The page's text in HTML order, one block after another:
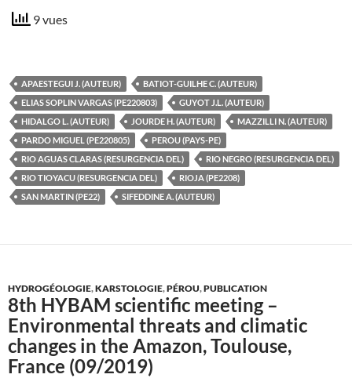
9 vues
APAESTEGUI J. (AUTEUR)
BATIOT-GUILHE C. (AUTEUR)
ELIAS SOPLIN VARGAS (PE220803)
GUYOT J.L. (AUTEUR)
HIDALGO L. (AUTEUR)
JOURDE H. (AUTEUR)
MAZZILLI N. (AUTEUR)
PARDO MIGUEL (PE220805)
PEROU (PAYS-PE)
RIO AGUAS CLARAS (RESURGENCIA DEL)
RIO NEGRO (RESURGENCIA DEL)
RIO TIOYACU (RESURGENCIA DEL)
RIOJA (PE2208)
SAN MARTIN (PE22)
SIFEDDINE A. (AUTEUR)
HYDROGÉOLOGIE,KARSTOLOGIE,PÉROU,PUBLICATION
8th HYBAM scientific meeting –
Environmental threats and climatic
changes in the Amazon, Toulouse,
France (09/2019)